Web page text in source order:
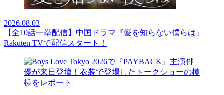
2026.08.03
【全10話一挙配信】中国ドラマ『愛を知らない僕らは』
Rakuten TVで配信スタート！